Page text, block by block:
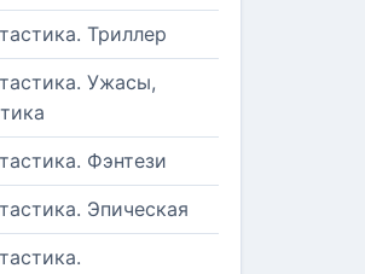
Триллер
Ужасы,
Фэнтези
Эпическая